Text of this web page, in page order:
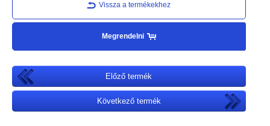
Vissza a termékekhez
Megrendelni
Előző termék
Következő termék